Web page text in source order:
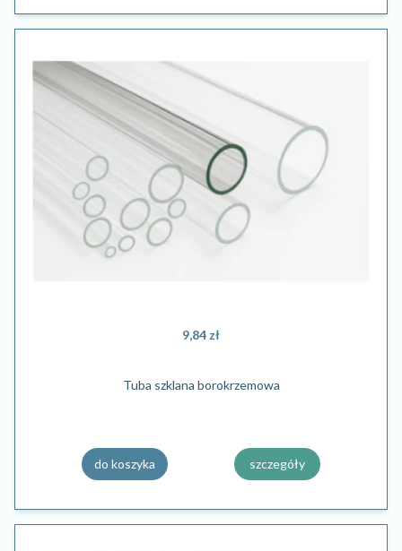
9,84 zł
Tuba szklana borokrzemowa
do koszyka szczegóły